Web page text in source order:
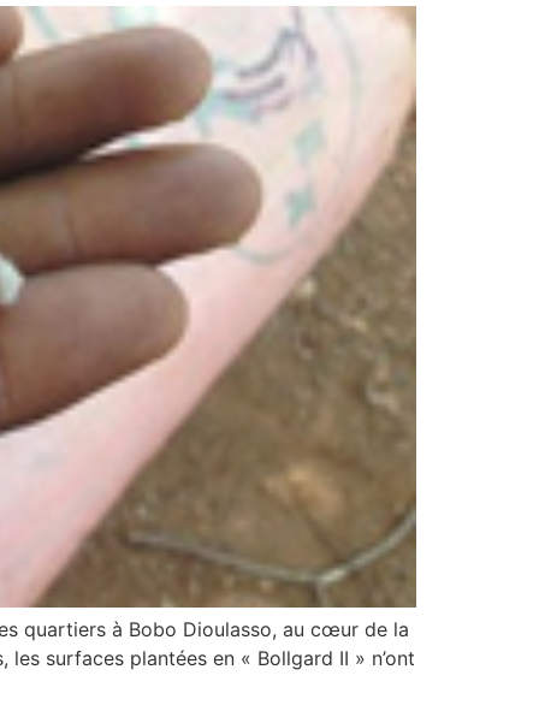
quartiers à Bobo Dioulasso, au cœur de la
surfaces plantées en « Bollgard II » n’ont